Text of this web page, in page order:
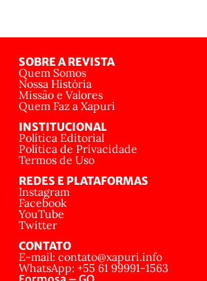
SOBRE A REVISTA
Quem Somos
Nossa História
Missão e Valores
Quem Faz a Xapuri
INSTITUCIONAL
Política Editorial
Política de Privacidade
Termos de Uso
REDES E PLATAFORMAS
Instagram
Facebook
YouTube
Twitter
CONTATO
E-mail: contato@xapuri.info
WhatsApp: +55 61 99991-1563